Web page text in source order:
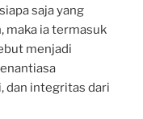
saja yang
maka ia termasuk
menjadi
dan integritas dari